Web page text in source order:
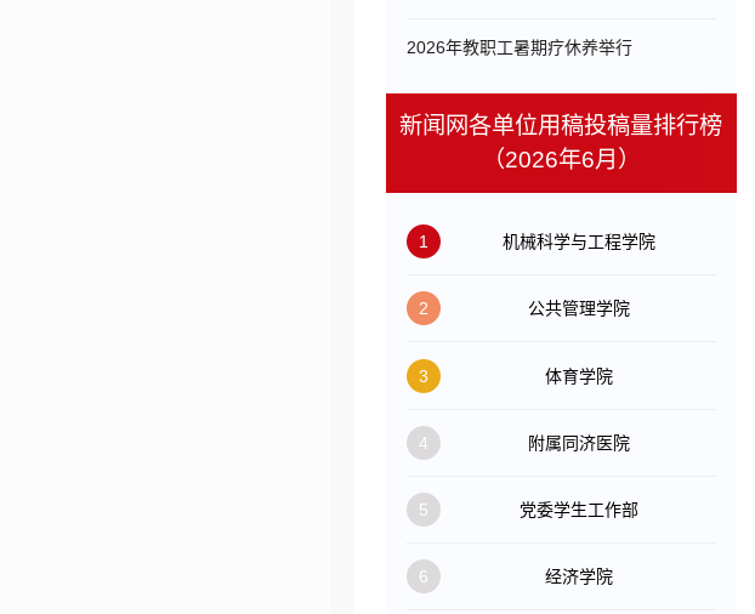
​2026年教职工暑期疗休养举行
新闻网各单位用稿投稿量排行榜
（2026年6月）
1 机械科学与工程学院
2 公共管理学院
3 体育学院
4 附属同济医院
5 党委学生工作部
6 经济学院